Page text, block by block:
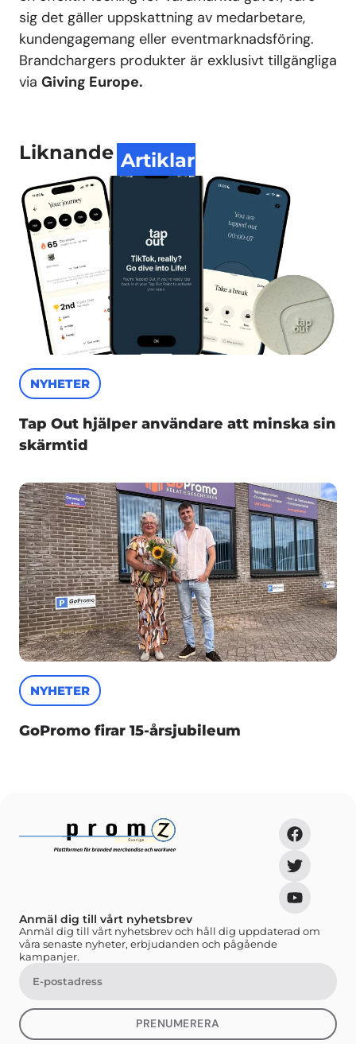
sig det gäller uppskattning av medarbetare,
kundengagemang eller eventmarknadsföring.
Brandchargers produkter är exklusivt tillgängliga
via Giving Europe.
Liknande Artiklar
NYHETER
Tap Out hjälper användare att minska sin
skärmtid
NYHETER
GoPromo firar 15-årsjubileum
Anmäl dig till vårt nyhetsbrev
Anmäl dig till vårt nyhetsbrev och håll dig uppdaterad om
våra senaste nyheter, erbjudanden och pågående
kampanjer.
PRENUMERERA